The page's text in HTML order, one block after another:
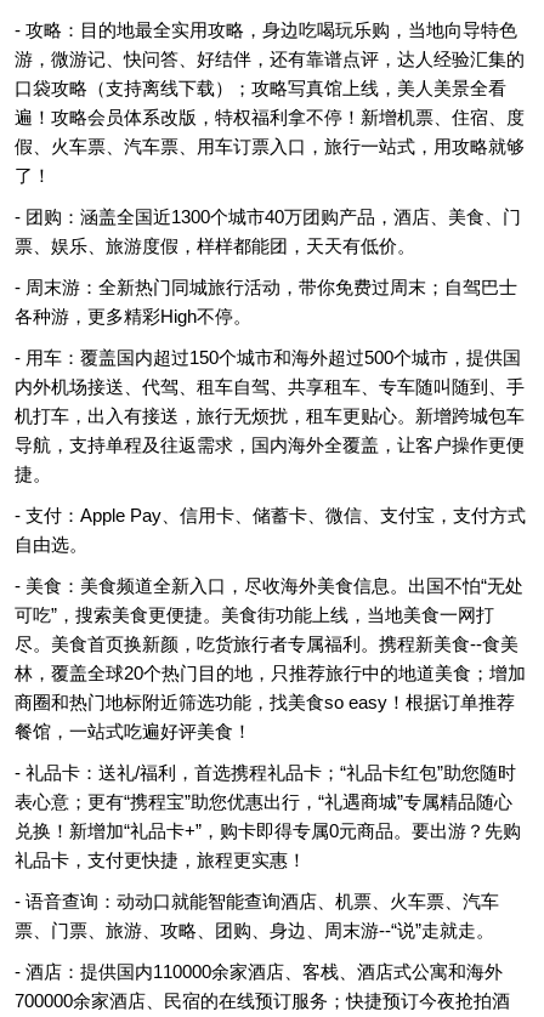
- 攻略：目的地最全实用攻略，身边吃喝玩乐购，当地向导特色
游，微游记、快问答、好结伴，还有靠谱点评，达人经验汇集的
口袋攻略（支持离线下载）；攻略写真馆上线，美人美景全看
遍！攻略会员体系改版，特权福利拿不停！新增机票、住宿、度
假、火车票、汽车票、用车订票入口，旅行一站式，用攻略就够
了！
- 团购：涵盖全国近1300个城市40万团购产品，酒店、美食、门
票、娱乐、旅游度假，样样都能团，天天有低价。
- 周末游：全新热门同城旅行活动，带你免费过周末；自驾巴士
各种游，更多精彩High不停。
- 用车：覆盖国内超过150个城市和海外超过500个城市，提供国
内外机场接送、代驾、租车自驾、共享租车、专车随叫随到、手
机打车，出入有接送，旅行无烦扰，租车更贴心。新增跨城包车
导航，支持单程及往返需求，国内海外全覆盖，让客户操作更便
捷。
- 支付：Apple Pay、信用卡、储蓄卡、微信、支付宝，支付方式
自由选。
- 美食：美食频道全新入口，尽收海外美食信息。出国不怕“无处
可吃”，搜索美食更便捷。美食街功能上线，当地美食一网打
尽。美食首页换新颜，吃货旅行者专属福利。携程新美食--食美
林，覆盖全球20个热门目的地，只推荐旅行中的地道美食；增加
商圈和热门地标附近筛选功能，找美食so easy！根据订单推荐
餐馆，一站式吃遍好评美食！
- 礼品卡：送礼/福利，首选携程礼品卡；“礼品卡红包”助您随时
表心意；更有“携程宝”助您优惠出行，“礼遇商城”专属精品随心
兑换！新增加“礼品卡+”，购卡即得专属0元商品。要出游？先购
礼品卡，支付更快捷，旅程更实惠！
- 语音查询：动动口就能智能查询酒店、机票、火车票、汽车
票、门票、旅游、攻略、团购、身边、周末游--“说”走就走。
- 酒店：提供国内110000余家酒店、客栈、酒店式公寓和海外
700000余家酒店、民宿的在线预订服务；快捷预订今夜抢拍酒